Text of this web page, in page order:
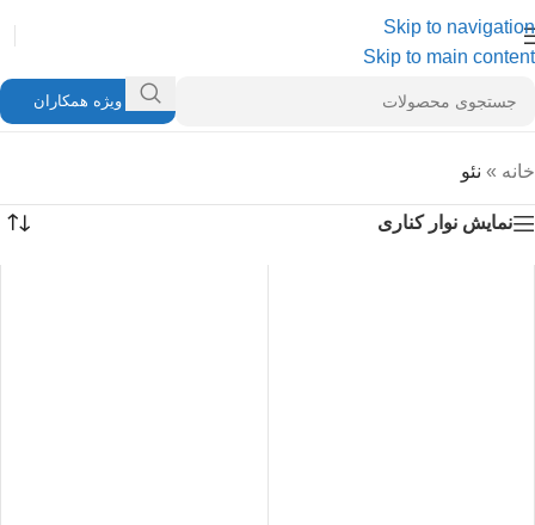
Skip to navigation
Skip to main content
ویژه همکاران
خانه » نئو
نمایش نوار کناری